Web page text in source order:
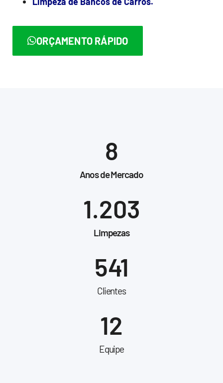
ORÇAMENTO RÁPIDO
Anos de Mercado
8
Limpezas
1.203
Clientes
541
Equipe
12